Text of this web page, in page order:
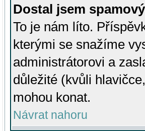
Dostal jsem
To je nám líto.
kterými se snažíme
administrátorovi a
důležité (kvůli
mohou konat.
Návrat nahoru